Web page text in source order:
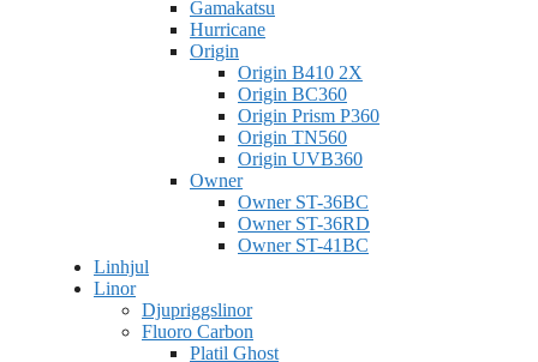
Gamakatsu
Hurricane
Origin
Origin B410 2X
Origin BC360
Origin Prism P360
Origin TN560
Origin UVB360
Owner
Owner ST-36BC
Owner ST-36RD
Owner ST-41BC
Linhjul
Linor
Djupriggslinor
Fluoro Carbon
Platil Ghost